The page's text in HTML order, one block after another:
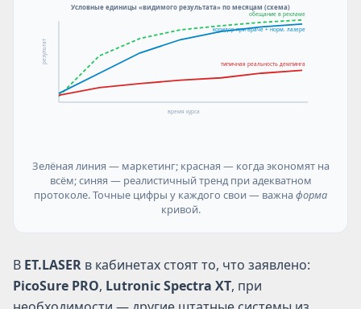
Условные единицы «видимого результата» по месяцам (схема)
результат
время курса
обещание в рекламе
типичная реальность демпинга
коридор при враче + норм. лазере
Зелёная линия — маркетинг; красная — когда экономят на
всём; синяя — реалистичный тренд при адекватном
протоколе. Точные цифры у каждого свои — важна форма
кривой.
В ET.LASER в кабинетах стоят то, что заявлено:
PicoSure PRO, Lutronic Spectra XT, при